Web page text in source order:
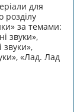
для
розділу
за темами:
звуки»,
звуки»,
«Лад. Лад